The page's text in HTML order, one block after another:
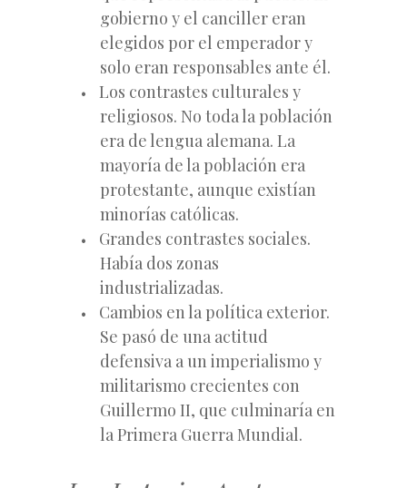
gobierno y el canciller eran
elegidos por el emperador y
solo eran responsables ante él.
Los contrastes culturales y
religiosos. No toda la población
era de lengua alemana. La
mayoría de la población era
protestante, aunque existían
minorías católicas.
Grandes contrastes sociales.
Había dos zonas
industrializadas.
Cambios en la política exterior.
Se pasó de una actitud
defensiva a un imperialismo y
militarismo crecientes con
Guillermo II, que culminaría en
la Primera Guerra Mundial.